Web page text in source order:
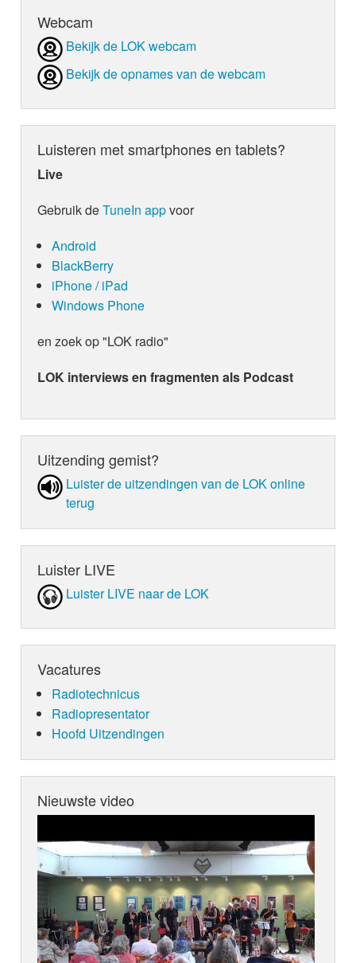
Webcam
Bekijk de LOK webcam
Bekijk de opnames van de webcam
Luisteren met smartphones en tablets?
Live
Gebruik deTuneIn appvoor
Android
BlackBerry
iPhone / iPad
Windows Phone
en zoek op "LOK radio"
LOK interviews en fragmenten als Podcast
Uitzending gemist?
Luister de uit­zen­din­gen van de LOK online
terug
Luister LIVE
Luister LIVE naar de LOK
Vacatures
Radiotechnicus
Radiopresentator
Hoofd Uitzendingen
Nieuwste video